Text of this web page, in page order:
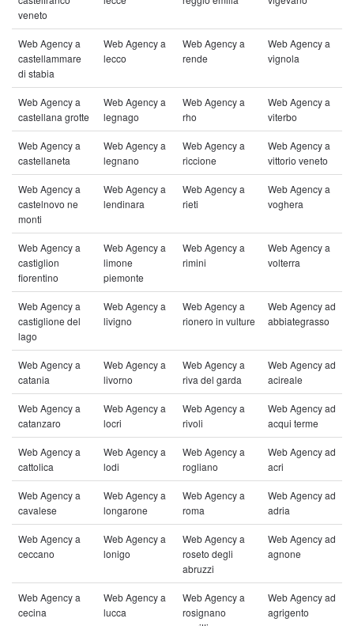
veneto
Web Agency a
castellammare
di stabia
Web Agency a
lecco
Web Agency a
rende
Web Agency a
vignola
Web Agency a
castellana grotte
Web Agency a
legnago
Web Agency a
rho
Web Agency a
viterbo
Web Agency a
castellaneta
Web Agency a
legnano
Web Agency a
riccione
Web Agency a
vittorio veneto
Web Agency a
castelnovo ne
monti
Web Agency a
lendinara
Web Agency a
rieti
Web Agency a
voghera
Web Agency a
castiglion
fiorentino
Web Agency a
limone
piemonte
Web Agency a
rimini
Web Agency a
volterra
Web Agency a
castiglione del
lago
Web Agency a
livigno
Web Agency a
rionero in vulture
Web Agency ad
abbiategrasso
Web Agency a
catania
Web Agency a
livorno
Web Agency a
riva del garda
Web Agency ad
acireale
Web Agency a
catanzaro
Web Agency a
locri
Web Agency a
rivoli
Web Agency ad
acqui terme
Web Agency a
cattolica
Web Agency a
lodi
Web Agency a
rogliano
Web Agency ad
acri
Web Agency a
cavalese
Web Agency a
longarone
Web Agency a
roma
Web Agency ad
adria
Web Agency a
ceccano
Web Agency a
lonigo
Web Agency a
roseto degli
abruzzi
Web Agency ad
agnone
Web Agency a
cecina
Web Agency a
lucca
Web Agency a
rosignano
Web Agency ad
agrigento